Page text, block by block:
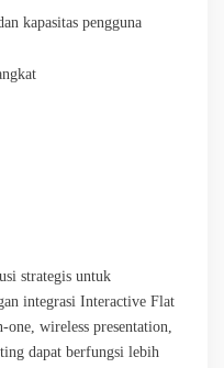
kapasitas pengguna
strategis untuk
integrasi Interactive Flat
wireless presentation,
dapat berfungsi lebih